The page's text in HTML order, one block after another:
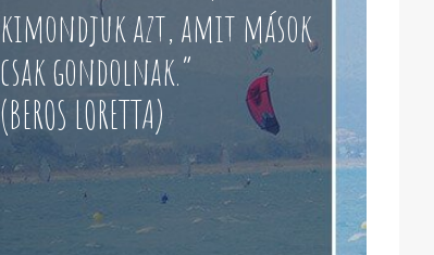
kimondjuk azt, amit mások
csak gondolnak.”
(BEROS LORETTA)